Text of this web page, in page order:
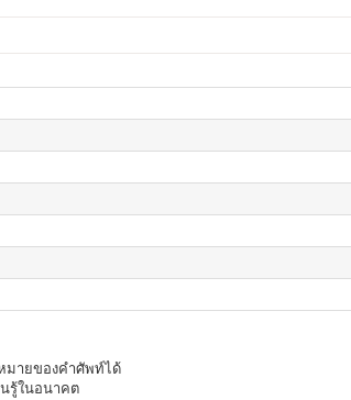
มายของคำศัพท์ได้
นรู้ในอนาคต